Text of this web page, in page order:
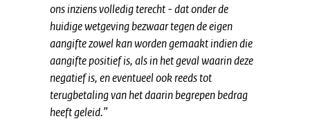
ons inziens volledig terecht - dat onder de
huidige wetgeving bezwaar tegen de eigen
aangifte zowel kan worden gemaakt indien die
aangifte positief is, als in het geval waarin deze
negatief is, en eventueel ook reeds tot
terugbetaling van het daarin begrepen bedrag
heeft geleid.”